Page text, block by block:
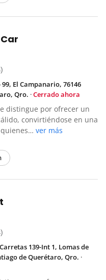
El Campanario, 76146
Qro. ·Cerrado ahora
distingue por ofrecer un
convirtiéndose en una
ver más
139-Int 1, Lomas de
de Querétaro, Qro. ·